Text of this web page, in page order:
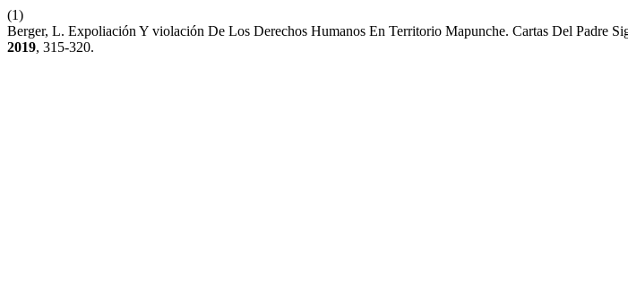
(1)
Berger, L. Expoliación Y violación De Los Derechos Humanos En Territorio Mapunche. Cartas Del Padre
2019, 315-320.